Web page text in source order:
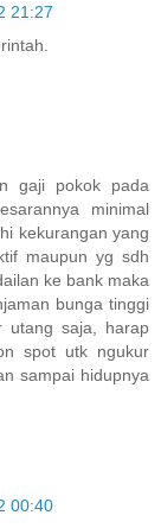
21:27
gaji pokok pada
minimal
kekurangan yang
maupun yg sdh
ke bank maka
bunga tinggi
utang saja, harap
spot utk ngukur
sampai hidupnya
00:40